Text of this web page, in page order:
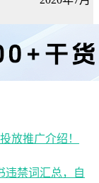
放推广介绍！
违禁词汇总，自